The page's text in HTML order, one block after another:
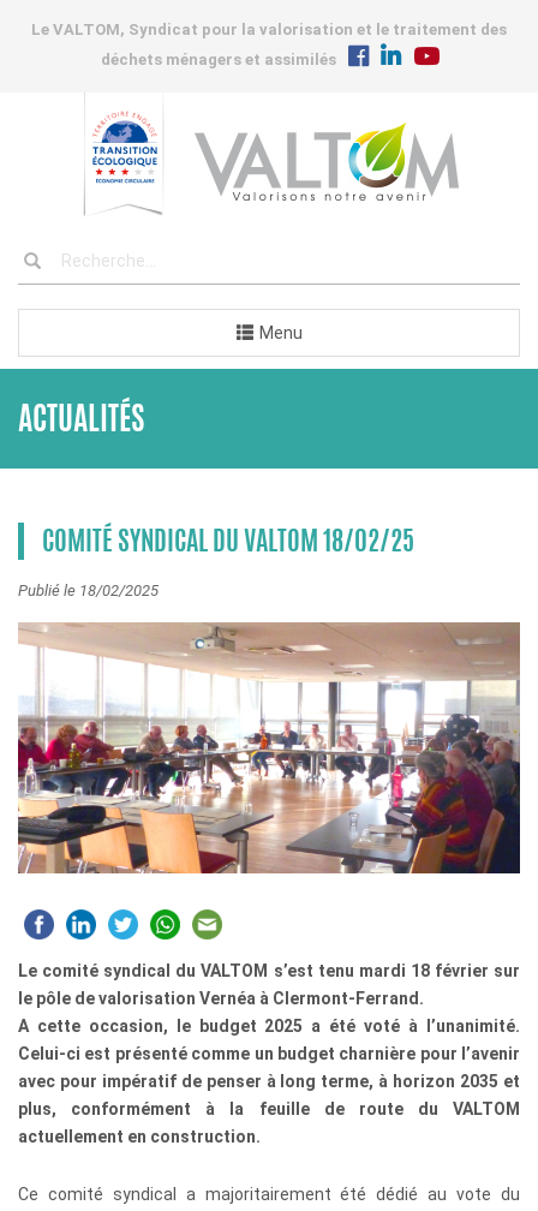
Le VALTOM, Syndicat pour la valorisation et le traitement des
déchets ménagers et assimilés
Menu
ACTUALITÉS
COMITÉ SYNDICAL DU VALTOM 18/02/25
Publié le 18/02/2025
Le comité syndical du VALTOM s’est tenu mardi 18 février sur
le pôle de valorisation Vernéa à Clermont-Ferrand.
A cette occasion, le budget 2025 a été voté à l’unanimité.
Celui-ci est présenté comme un budget charnière pour l’avenir
avec pour impératif de penser à long terme, à horizon 2035 et
plus, conformément à la feuille de route du VALTOM
actuellement en construction.
Ce comité syndical a majoritairement été dédié au vote du